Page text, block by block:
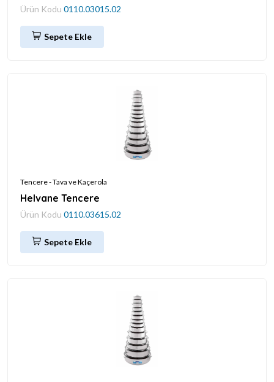
Ürün Kodu 0110.03015.02
Sepete Ekle
Tencere - Tava ve Kaçerola
Helvane Tencere
Ürün Kodu 0110.03615.02
Sepete Ekle